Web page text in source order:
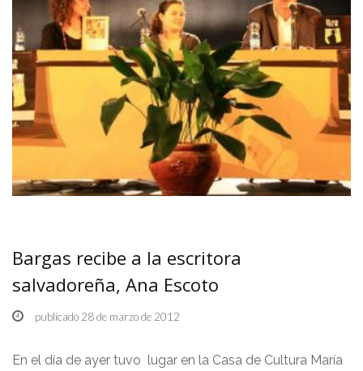
Bargas recibe a la escritora
salvadoreña, Ana Escoto
publicado 28 de marzo de 2012
En el día de ayer tuvo lugar en la Casa de Cultura María